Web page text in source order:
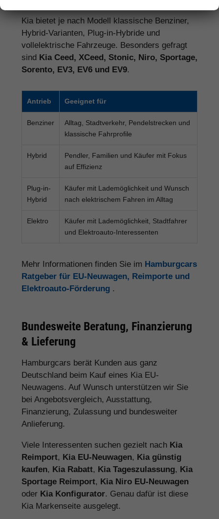
Kia bietet je nach Modell klassische Benziner,
Hybrid-Varianten, Plug-in-Hybride und
vollelektrische Fahrzeuge. Besonders gefragt
sind Kia Ceed, XCeed, Stonic, Niro, Sportage,
Sorento, EV3, EV6 und EV9.
Antrieb Geeignet für
Benziner
Alltag, Stadtverkehr, Pendelstrecken und
klassische Fahrprofile
Hybrid
Pendler, Familien und Käufer mit Fokus
auf Effizienz
Plug-in-
Hybrid
Käufer mit Lademöglichkeit und Wunsch
nach elektrischem Fahren im Alltag
Elektro
Käufer mit Lademöglichkeit, Stadtfahrer
und Elektroauto-Interessenten
Mehr Informationen finden Sie im Hamburgcars
Ratgeber für EU-Neuwagen, Reimporte und
Elektroauto-Förderung .
Bundesweite Beratung, Finanzierung
& Lieferung
Hamburgcars berät Kunden aus ganz
Deutschland beim Kauf eines Kia EU-
Neuwagens. Auf Wunsch unterstützen wir Sie
bei Angebotsvergleich, Ausstattung,
Finanzierung, Zulassung und bundesweiter
Anlieferung.
Viele Interessenten suchen gezielt nach Kia
Reimport, Kia EU-Neuwagen, Kia günstig
kaufen, Kia Rabatt, Kia Tageszulassung, Kia
Sportage Reimport, Kia Niro EU-Neuwagen
oder Kia Konfigurator. Genau dafür ist diese
Kia Markenseite ausgelegt.